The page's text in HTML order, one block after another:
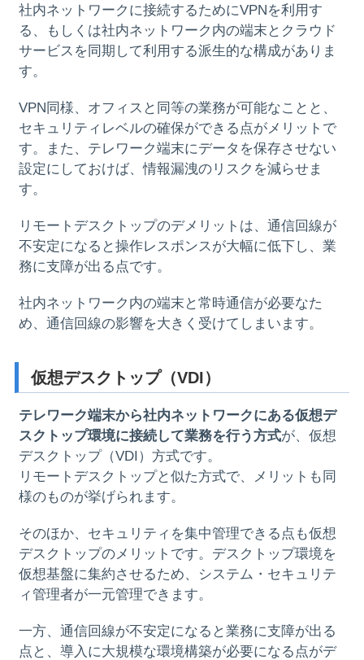
社内ネットワークに接続するためにVPNを利用す
る、もしくは社内ネットワーク内の端末とクラウド
サービスを同期して利用する派生的な構成がありま
す。
VPN同様、オフィスと同等の業務が可能なことと、
セキュリティレベルの確保ができる点がメリットで
す。また、テレワーク端末にデータを保存させない
設定にしておけば、情報漏洩のリスクを減らせま
す。
リモートデスクトップのデメリットは、通信回線が
不安定になると操作レスポンスが大幅に低下し、業
務に支障が出る点です。
社内ネットワーク内の端末と常時通信が必要なた
め、通信回線の影響を大きく受けてしまいます。
仮想デスクトップ（VDI）
テレワーク端末から社内ネットワークにある仮想デ
スクトップ環境に接続して業務を行う方式が、仮想
デスクトップ（VDI）方式です。
リモートデスクトップと似た方式で、メリットも同
様のものが挙げられます。
そのほか、セキュリティを集中管理できる点も仮想
デスクトップのメリットです。デスクトップ環境を
仮想基盤に集約させるため、システム・セキュリテ
ィ管理者が一元管理できます。
一方、通信回線が不安定になると業務に支障が出る
点と、導入に大規模な環境構築が必要になる点がデ